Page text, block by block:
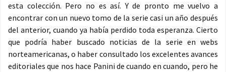
esta colección. Pero no es así. Y de pronto me vuelvo a
encontrar con un nuevo tomo de la serie casi un año después
del anterior, cuando ya había perdido toda esperanza. Cierto
que podría haber buscado noticias de la serie en webs
norteamericanas, o haber consultado los excelentes avances
editoriales que nos hace Panini de cuando en cuando, pero he